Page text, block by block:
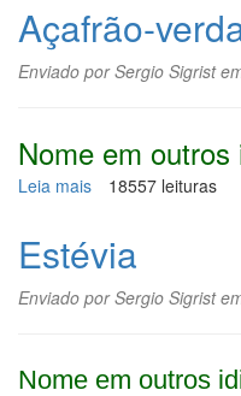
Açafrão-
Enviado porSergio Sigrist
Nome em outros
Leia mais sobre
18557 leituras
Estévia
Enviado porSergio Sigrist
Nome em outros